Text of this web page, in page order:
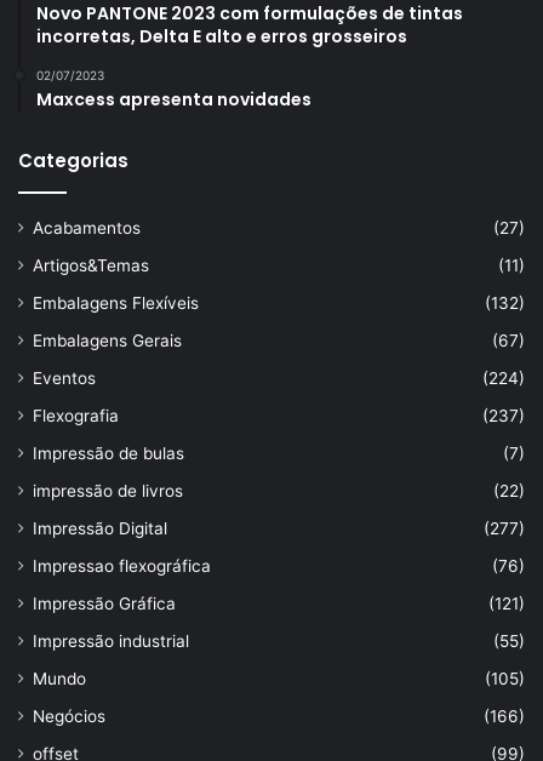
Novo PANTONE 2023 com formulações de tintas
incorretas, Delta E alto e erros grosseiros
02/07/2023
Maxcess apresenta novidades
Categorias
Acabamentos
(27)
Artigos&Temas
(11)
Embalagens Flexíveis
(132)
Embalagens Gerais
(67)
Eventos
(224)
Flexografia
(237)
Impressão de bulas
(7)
impressão de livros
(22)
Impressão Digital
(277)
Impressao flexográfica
(76)
Impressão Gráfica
(121)
Impressão industrial
(55)
Mundo
(105)
Negócios
(166)
offset
(99)